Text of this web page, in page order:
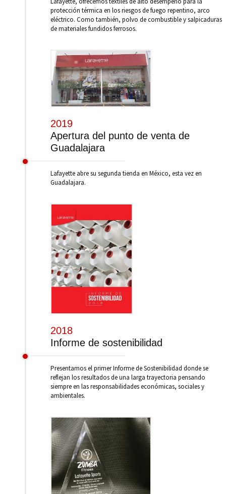
protección térmica en los riesgos de fuego repentino, arco
eléctrico. Como también, polvo de combustible y salpicaduras
de materiales fundidos ferrosos.
2019
Apertura del punto de venta de
Guadalajara
Lafayette abre su segunda tienda en México, esta vez en
Guadalajara.
2018
Informe de sostenibilidad
Presentamos el primer Informe de Sostenibilidad donde se
reflejan los resultados de una larga trayectoria pensando
siempre en las responsabilidades económicas, sociales y
ambientales.